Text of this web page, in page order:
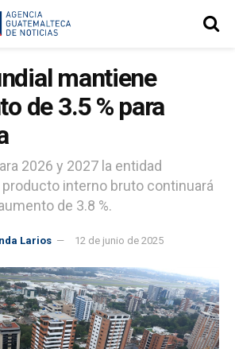
mantiene
de 3.5 % para
2026 y 2027 la entidad
interno bruto continuará
de 3.8 %.
Larios 12 de junio de 2025